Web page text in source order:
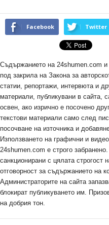
Facebook Twitter
Съдържанието на 24shumen.com и
под закрила на Закона за
статии, репортажи, интервюта и
материали, публикувани в сайта,
освен, ако изрично е посочено
текстови материали само след
посочване на източника и
Използването на графични и
24shumen.com е строго
санкционирани с цялата строгост
отговорност за съдържанието на
Администраторите на сайта
блокират публикуването им.
на добрия тон.